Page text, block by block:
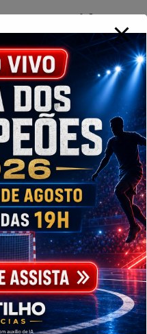
a entrada da
investimento de US$
uma planta de
produzir 3,5 milhões
do projeto é
de Inocência, ao lado
início em 2024, com
final de 2027. O
a biodiversidade local,
mais de 14 mil
as obras e
após a